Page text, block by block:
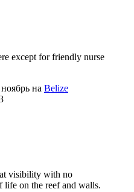
except for friendly nurse
на Belize
visibility with no
life on the reef and walls.